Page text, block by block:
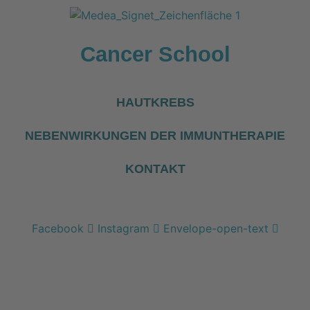
Cancer School
HAUTKREBS
NEBENWIRKUNGEN DER IMMUNTHERAPIE
KONTAKT
Facebook Instagram Envelope-open-text